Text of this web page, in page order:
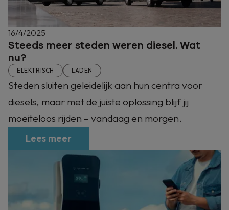
16/4/2025
Steeds meer steden weren diesel. Wat
nu?
ELEKTRISCH LADEN
Steden sluiten geleidelijk aan hun centra voor
diesels, maar met de juiste oplossing blijf jij
moeiteloos rijden – vandaag en morgen.
Lees meer